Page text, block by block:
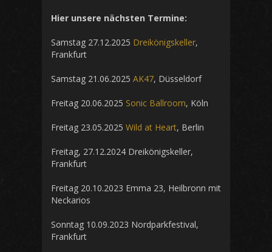
Hier unsere nächsten Termine:
Samstag 27.12.2025 Dreikönigskeller,
Frankfurt
Samstag 21.06.2025 AK47, Düsseldorf
Freitag 20.06.2025 Sonic Ballroom, Köln
Freitag 23.05.2025 Wild at Heart, Berlin
Freitag, 27.12.2024 Dreikönigskeller,
Frankfurt
Freitag 20.10.2023 Emma 23, Heilbronn mit
Neckarios
Sonntag 10.09.2023 Nordparkfestival,
Frankfurt